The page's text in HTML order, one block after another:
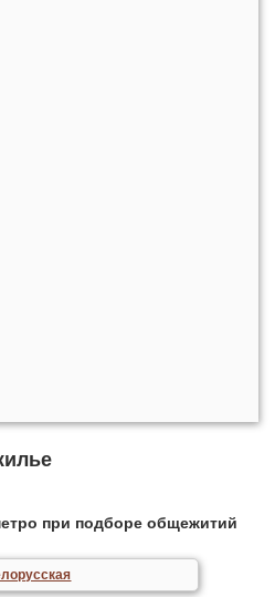
при подборе общежитий